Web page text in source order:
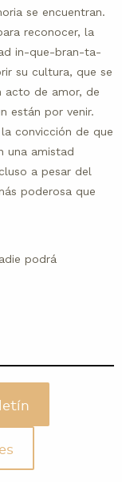
se encuentran.
reconocer, la
in-que-bran-ta-
su cultura, que se
acto de amor, de
están por venir.
convicción de que
una amistad
a pesar del
poderosa que
podrá